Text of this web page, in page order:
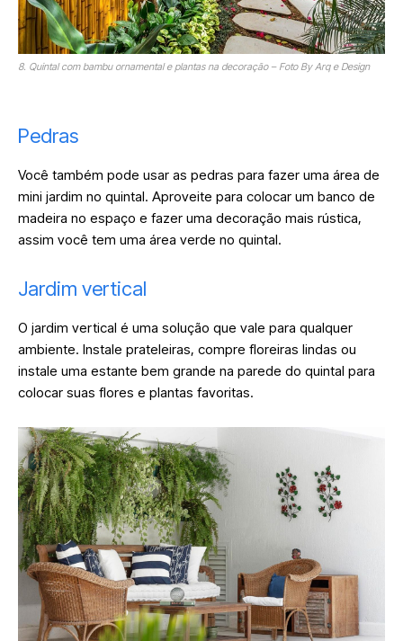
8. Quintal com bambu ornamental e plantas na decoração – Foto By Arq e Design
Pedras
Você também pode usar as pedras para fazer uma área de
mini jardim no quintal. Aproveite para colocar um banco de
madeira no espaço e fazer uma decoração mais rústica,
assim você tem uma área verde no quintal.
Jardim vertical
O jardim vertical é uma solução que vale para qualquer
ambiente. Instale prateleiras, compre floreiras lindas ou
instale uma estante bem grande na parede do quintal para
colocar suas flores e plantas favoritas.